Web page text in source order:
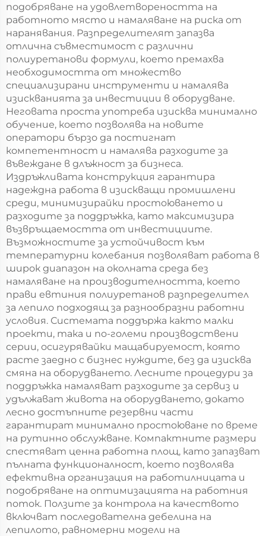
подобряване на удовлетвореността на
работното място и намаляване на риска от
наранявания. Разпределителят запазва
отлична съвместимост с различни
полиуретанови формули, което премахва
необходимостта от множество
специализирани инструменти и намалява
изискванията за инвестиции в оборудване.
Неговата проста употреба изисква минимално
обучение, което позволява на новите
оператори бързо да постигнат
компетентност и намалява разходите за
въвеждане в длъжност за бизнеса.
Издръжливата конструкция гарантира
надеждна работа в изискващи промишлени
среди, минимизирайки простоюването и
разходите за поддръжка, като максимизира
възвръщаемостта от инвестициите.
Възможностите за устойчивост към
температурни колебания позволяват работа в
широк диапазон на околната среда без
намаляване на производителността, което
прави евтиния полиуретанов разпределител
за лепило подходящ за разнообразни работни
условия. Системата поддържа както малки
проекти, така и по-големи производствени
серии, осигурявайки мащабируемост, която
расте заедно с бизнес нуждите, без да изисква
смяна на оборудването. Лесните процедури за
поддръжка намаляват разходите за сервиз и
удължават живота на оборудването, докато
лесно достъпните резервни части
гарантират минимално простоюване по време
на рутинно обслужване. Компактните размери
спестяват ценна работна площ, като запазват
пълната функционалност, което позволява
ефективна организация на работилницата и
подобряване на оптимизацията на работния
поток. Ползите за контрола на качеството
включват последователна дебелина на
лепилото, равномерни модели на